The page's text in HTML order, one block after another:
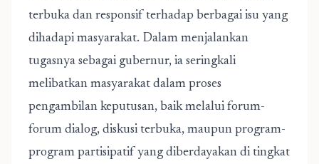
terbuka dan responsif terhadap berbagai isu yang
dihadapi masyarakat. Dalam menjalankan
tugasnya sebagai gubernur, ia seringkali
melibatkan masyarakat dalam proses
pengambilan keputusan, baik melalui forum-
forum dialog, diskusi terbuka, maupun program-
program partisipatif yang diberdayakan di tingkat